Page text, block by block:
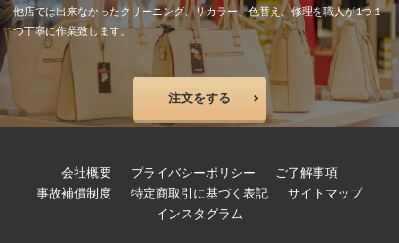
他店では出来なかったクリーニング、リカラー、色替え、修理を職人が1つ１
つ丁寧に作業致します。
注文をする
会社概要 プライバシーポリシー
ご了解事項
事故補償制度
特定商取引に基づく表記
サイトマップ
インスタグラム